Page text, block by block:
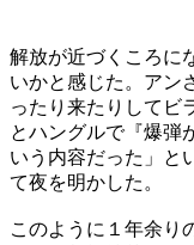
解放が近づくころに
いかと感じた。アン
ったり来たりしてビ
とハングルで『爆弾
いう内容だった」と
て夜を明かした。
このように１年余り